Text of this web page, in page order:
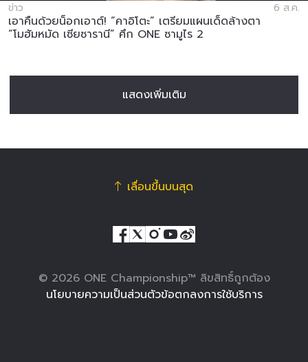
ข่าว 6 ส.ค.
เอาคืนด้วยน็อกเอาต์! “คาอิโตะ” เตรียมแผนเด็ดล้างตา
“โมฮัมหมัด เซียซารานี” ศึก ONE ซามูไร 2
แสดงเพิ่มเติม
เลื่อนขึ้นบนสุด
© 2026 ONE Championship™ ลิขสิทธิ์ถูกต้อง
นโยบายความเป็นส่วนตัวข้อตกลงการใช้บริการ